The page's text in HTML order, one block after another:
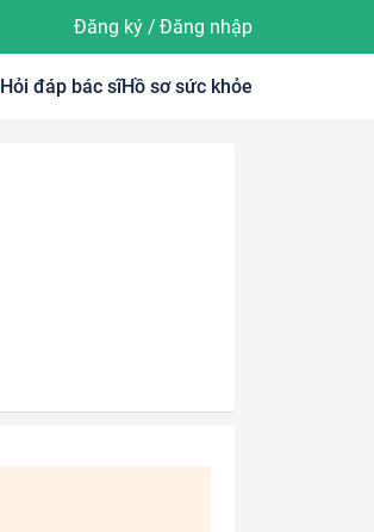
Đăng ký/ Đăng nhập
Hỏi đáp bác sĩHồ sơ sức khỏe